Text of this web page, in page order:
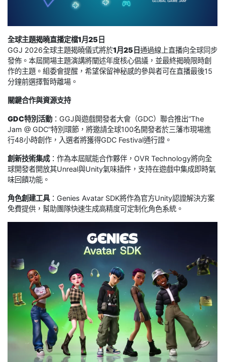
全球主題揭曉直播定檔1月25日
GGJ 2026全球主題揭曉儀式將於1月25日通過線上直播向全球同步
發佈。本屆開場主題演講將闡述年度核心倡議，並最終揭曉限時創
作的主題。組委會提醒，希望保留神秘感的參與者可在直播最後15
分鐘前選擇暫時離場。
關鍵合作與資源支持
GDC特別活動 ：GGJ與遊戲開發者大會（GDC）聯合推出“The
Jam @ GDC”特別環節，將邀請全球100名開發者於三藩市現場進
行48小時創作，入選者將獲得GDC Festival通行證。
創新技術集成：作為本屆賦能合作夥伴，OVR Technology將向全
球開發者開放其Unreal與Unity氣味插件，支持在遊戲中集成即時氣
味回饋功能。
角色創建工具：Genies Avatar SDK將作為官方Unity認證解決方案
免費提供，幫助團隊快速生成高精度可定制化角色系統。